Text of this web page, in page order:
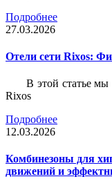
Подробнее
27.03.2026
Отели сети Rixos:
В этой статье мы
Rixos
Подробнее
12.03.2026
Комбинезоны для
движений и